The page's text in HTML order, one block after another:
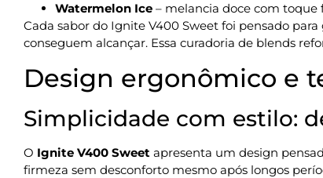
Watermelon Ice – melancia doce com toque
Cada sabor do Ignite V400 Sweet foi pensado
conseguem alcançar. Essa curadoria de blends
Design ergonômico e
Simplicidade com estilo:
O Ignite V400 Sweet apresenta um design
firmeza sem desconforto mesmo após longos